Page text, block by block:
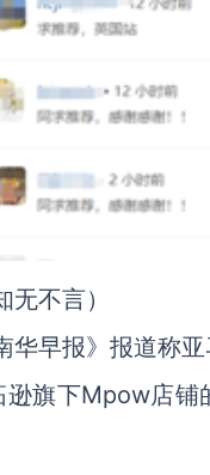
无不言）
华早报》报道称
逊旗下Mpow店铺